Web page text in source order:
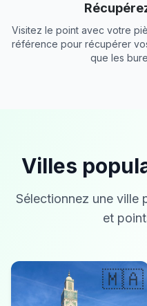
Visitez le point avec votre
référence pour récupérer
que les
Villes
Sélectionnez une ville
et
🇲🇦